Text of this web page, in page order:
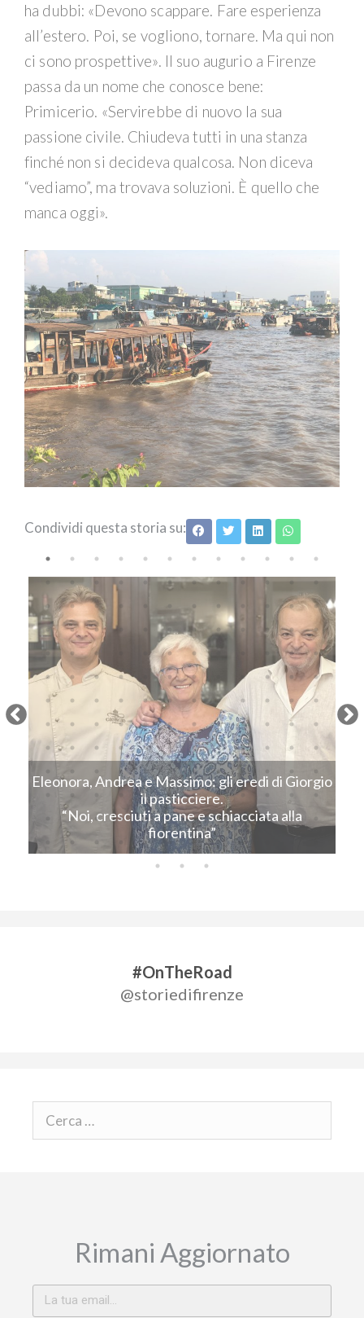
ha dubbi: «Devono scappare. Fare esperienza
all’estero. Poi, se vogliono, tornare. Ma qui non
ci sono prospettive». Il suo augurio a Firenze
passa da un nome che conosce bene:
Primicerio. «Servirebbe di nuovo la sua
passione civile. Chiudeva tutti in una stanza
finché non si decideva qualcosa. Non diceva
“vediamo”, ma trovava soluzioni. È quello che
manca oggi».
Condividi questa storia su:
Eleonora, Andrea e Massimo: gli eredi di Giorgio
il pasticciere.
“Noi, cresciuti a pane e schiacciata alla
fiorentina”
Next
#OnTheRoad
@storiedifirenze
Rimani Aggiornato